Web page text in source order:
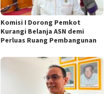
Komisi I Dorong Pemkot
Kurangi Belanja ASN demi
Perluas Ruang Pembangunan